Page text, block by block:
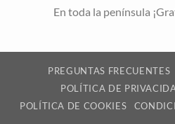
En toda la península
PREGUNTAS FRECUENTES
POLÍTICA DE
POLÍTICA DE COOKIES